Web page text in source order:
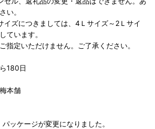
い。
イズにつきましては、4Ｌサイズ～2Ｌサイ
ています。
指定いただけません。ご了承ください。
180日
本舗
ッケージが変更になりました。